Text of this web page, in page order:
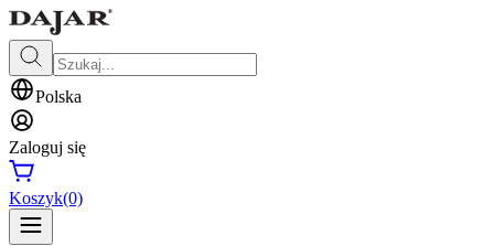
Polska
Zaloguj się
Koszyk(0)